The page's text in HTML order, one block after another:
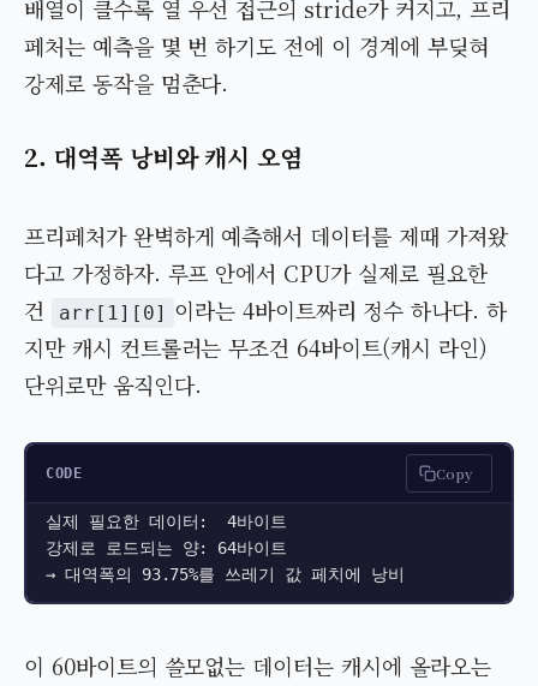
배열이 클수록 열 우선 접근의 stride가 커지고, 프리
페처는 예측을 몇 번 하기도 전에 이 경계에 부딪혀
강제로 동작을 멈춘다.
2. 대역폭 낭비와 캐시 오염
프리페처가 완벽하게 예측해서 데이터를 제때 가져왔
다고 가정하자. 루프 안에서 CPU가 실제로 필요한
건
arr[1][0] 이라는 4바이트짜리 정수 하나다. 하
지만 캐시 컨트롤러는 무조건 64바이트(캐시 라인)
단위로만 움직인다.
CODE Copy
실제 필요한 데이터:  4바이트
강제로 로드되는 양: 64바이트
→ 대역폭의 93.75%를 쓰레기 값 페치에 낭비
이 60바이트의 쓸모없는 데이터는 캐시에 올라오는